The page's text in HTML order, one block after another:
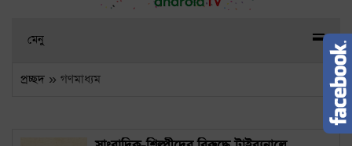
মেনু
প্রচ্ছদ » গণমাধ্যম